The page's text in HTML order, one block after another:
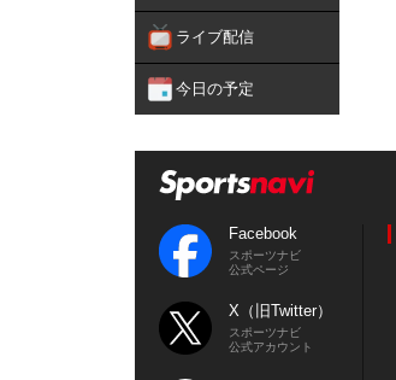
ライブ配信
今日の予定
Facebook
スポーツナビ
公式ページ
X（旧Twitter）
スポーツナビ
公式アカウント